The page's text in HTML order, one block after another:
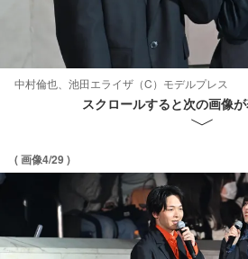
中村倫也、池田エライザ（C）モデルプレス
スクロールすると次の画像
( 画像4/29 )